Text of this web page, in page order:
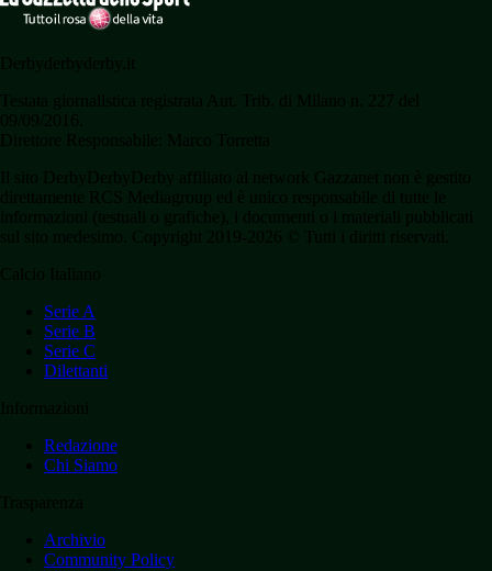
Serie A
Serie B
Serie C
Dilettanti
Redazione
Chi Siamo
Archivio
Community Policy